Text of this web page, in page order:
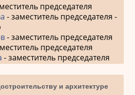
председателя
- заместитель председателя -
- заместитель председателя
председателя
- заместитель председателя
и архитектуре